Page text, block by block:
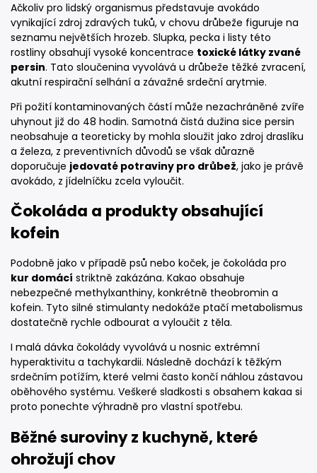
Ačkoliv pro lidský organismus představuje avokádo
vynikající zdroj zdravých tuků, v chovu drůbeže figuruje na
seznamu největších hrozeb. Slupka, pecka i listy této
rostliny obsahují vysoké koncentrace toxické látky zvané
persin. Tato sloučenina vyvolává u drůbeže těžké zvracení,
akutní respirační selhání a závažné srdeční arytmie.
Při požití kontaminovaných částí může nezachráněné zvíře
uhynout již do 48 hodin. Samotná čistá dužina sice persin
neobsahuje a teoreticky by mohla sloužit jako zdroj draslíku
a železa, z preventivních důvodů se však důrazně
doporučuje jedovaté potraviny pro drůbež, jako je právě
avokádo, z jídelníčku zcela vyloučit.
Čokoláda a produkty obsahující
kofein
Podobně jako v případě psů nebo koček, je čokoláda pro
kur domácí striktně zakázána. Kakao obsahuje
nebezpečné methylxanthiny, konkrétně theobromin a
kofein. Tyto silné stimulanty nedokáže ptačí metabolismus
dostatečně rychle odbourat a vyloučit z těla.
I malá dávka čokolády vyvolává u nosnic extrémní
hyperaktivitu a tachykardii. Následně dochází k těžkým
srdečním potížím, které velmi často končí náhlou zástavou
oběhového systému. Veškeré sladkosti s obsahem kakaa si
proto ponechte výhradně pro vlastní spotřebu.
Běžné suroviny z kuchyně, které
ohrožují chov